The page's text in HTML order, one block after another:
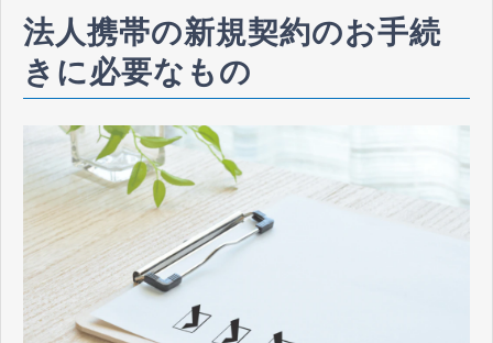
法人携帯の新規契約のお手続
きに必要なもの